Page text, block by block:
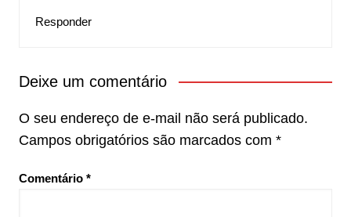
Responder
Deixe um comentário
O seu endereço de e-mail não será publicado.
Campos obrigatórios são marcados com *
Comentário *